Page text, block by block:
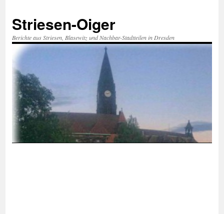
springen
Striesen-Oiger
Berichte aus Striesen, Blasewitz und Nachbar-Stadtteilen in Dresden